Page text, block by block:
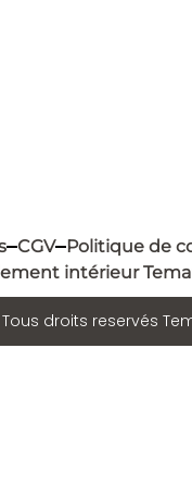
CGV Politique de
intérieur
droits reservés